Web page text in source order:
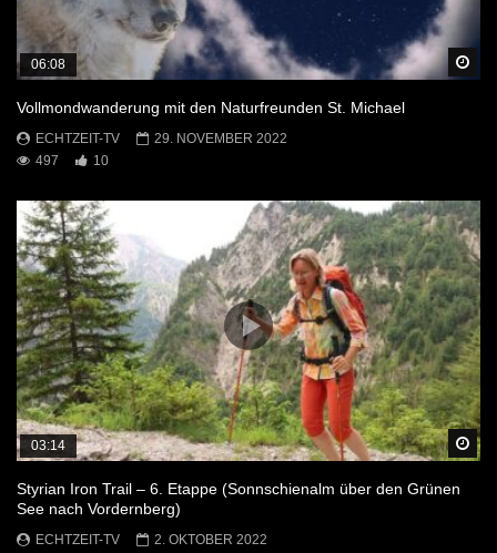
06:08
Vollmondwanderung mit den Naturfreunden St. Michael
ECHTZEIT-TV
29. NOVEMBER 2022
497
10
03:14
Styrian Iron Trail – 6. Etappe (Sonnschienalm über den Grünen
See nach Vordernberg)
ECHTZEIT-TV
2. OKTOBER 2022